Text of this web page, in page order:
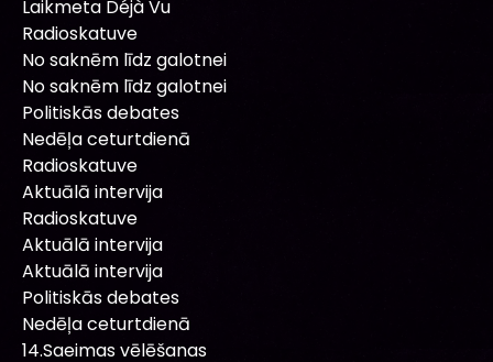
Laikmeta Déjà Vu
Radioskatuve
No saknēm līdz galotnei
No saknēm līdz galotnei
Politiskās debates
Nedēļa ceturtdienā
Radioskatuve
Aktuālā intervija
Radioskatuve
Aktuālā intervija
Aktuālā intervija
Politiskās debates
Nedēļa ceturtdienā
14.Saeimas vēlēšanas